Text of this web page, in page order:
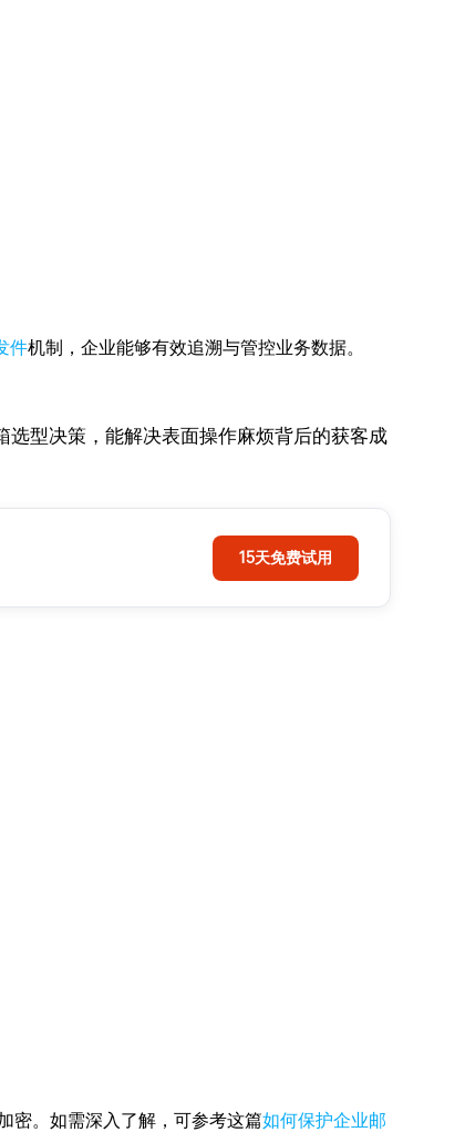
件机制，企业能够有效追溯与管控业务数据。
型决策，能解决表面操作麻烦背后的获客成
15天免费试用
密。如需深入了解，可参考这篇如何保护企业邮